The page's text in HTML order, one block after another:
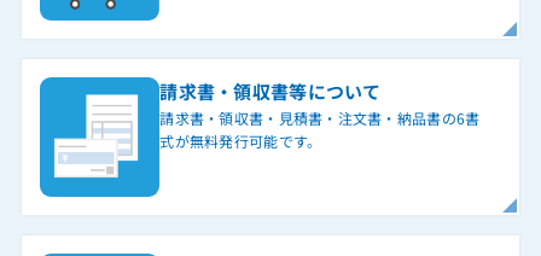
請求書・領収書等について
請求書・領収書・見積書・注文書・納品書の6書
式が無料発行可能です。